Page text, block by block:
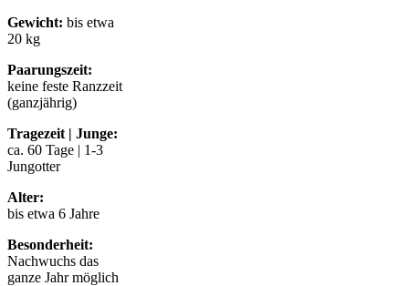
Gewicht: bis etwa
20 kg
Paarungszeit:
keine feste Ranzzeit
(ganzjährig)
Tragezeit | Junge:
ca. 60 Tage | 1-3
Jungotter
Alter:
bis etwa 6 Jahre
Besonderheit:
Nachwuchs das
ganze Jahr möglich